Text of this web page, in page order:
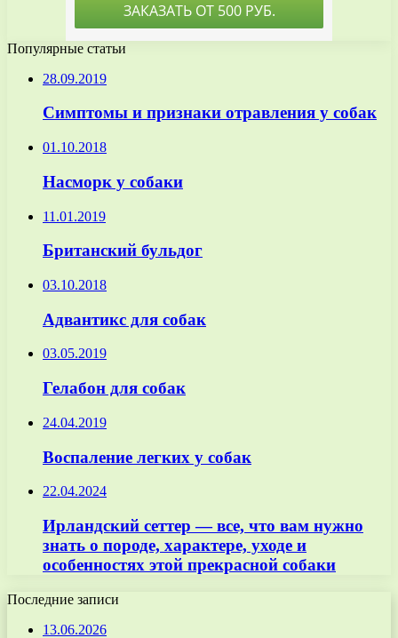
Популярные статьи
28.09.2019
Симптомы и признаки отравления у собак
01.10.2018
Насморк у собаки
11.01.2019
Британский бульдог
03.10.2018
Адвантикс для собак
03.05.2019
Гелабон для собак
24.04.2019
Воспаление легких у собак
22.04.2024
Ирландский сеттер — все, что вам нужно
знать о породе, характере, уходе и
особенностях этой прекрасной собаки
Последние записи
13.06.2026